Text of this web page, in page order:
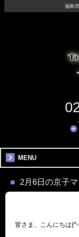
福島
MENU
2月6日の京子
皆さま、こんにちは